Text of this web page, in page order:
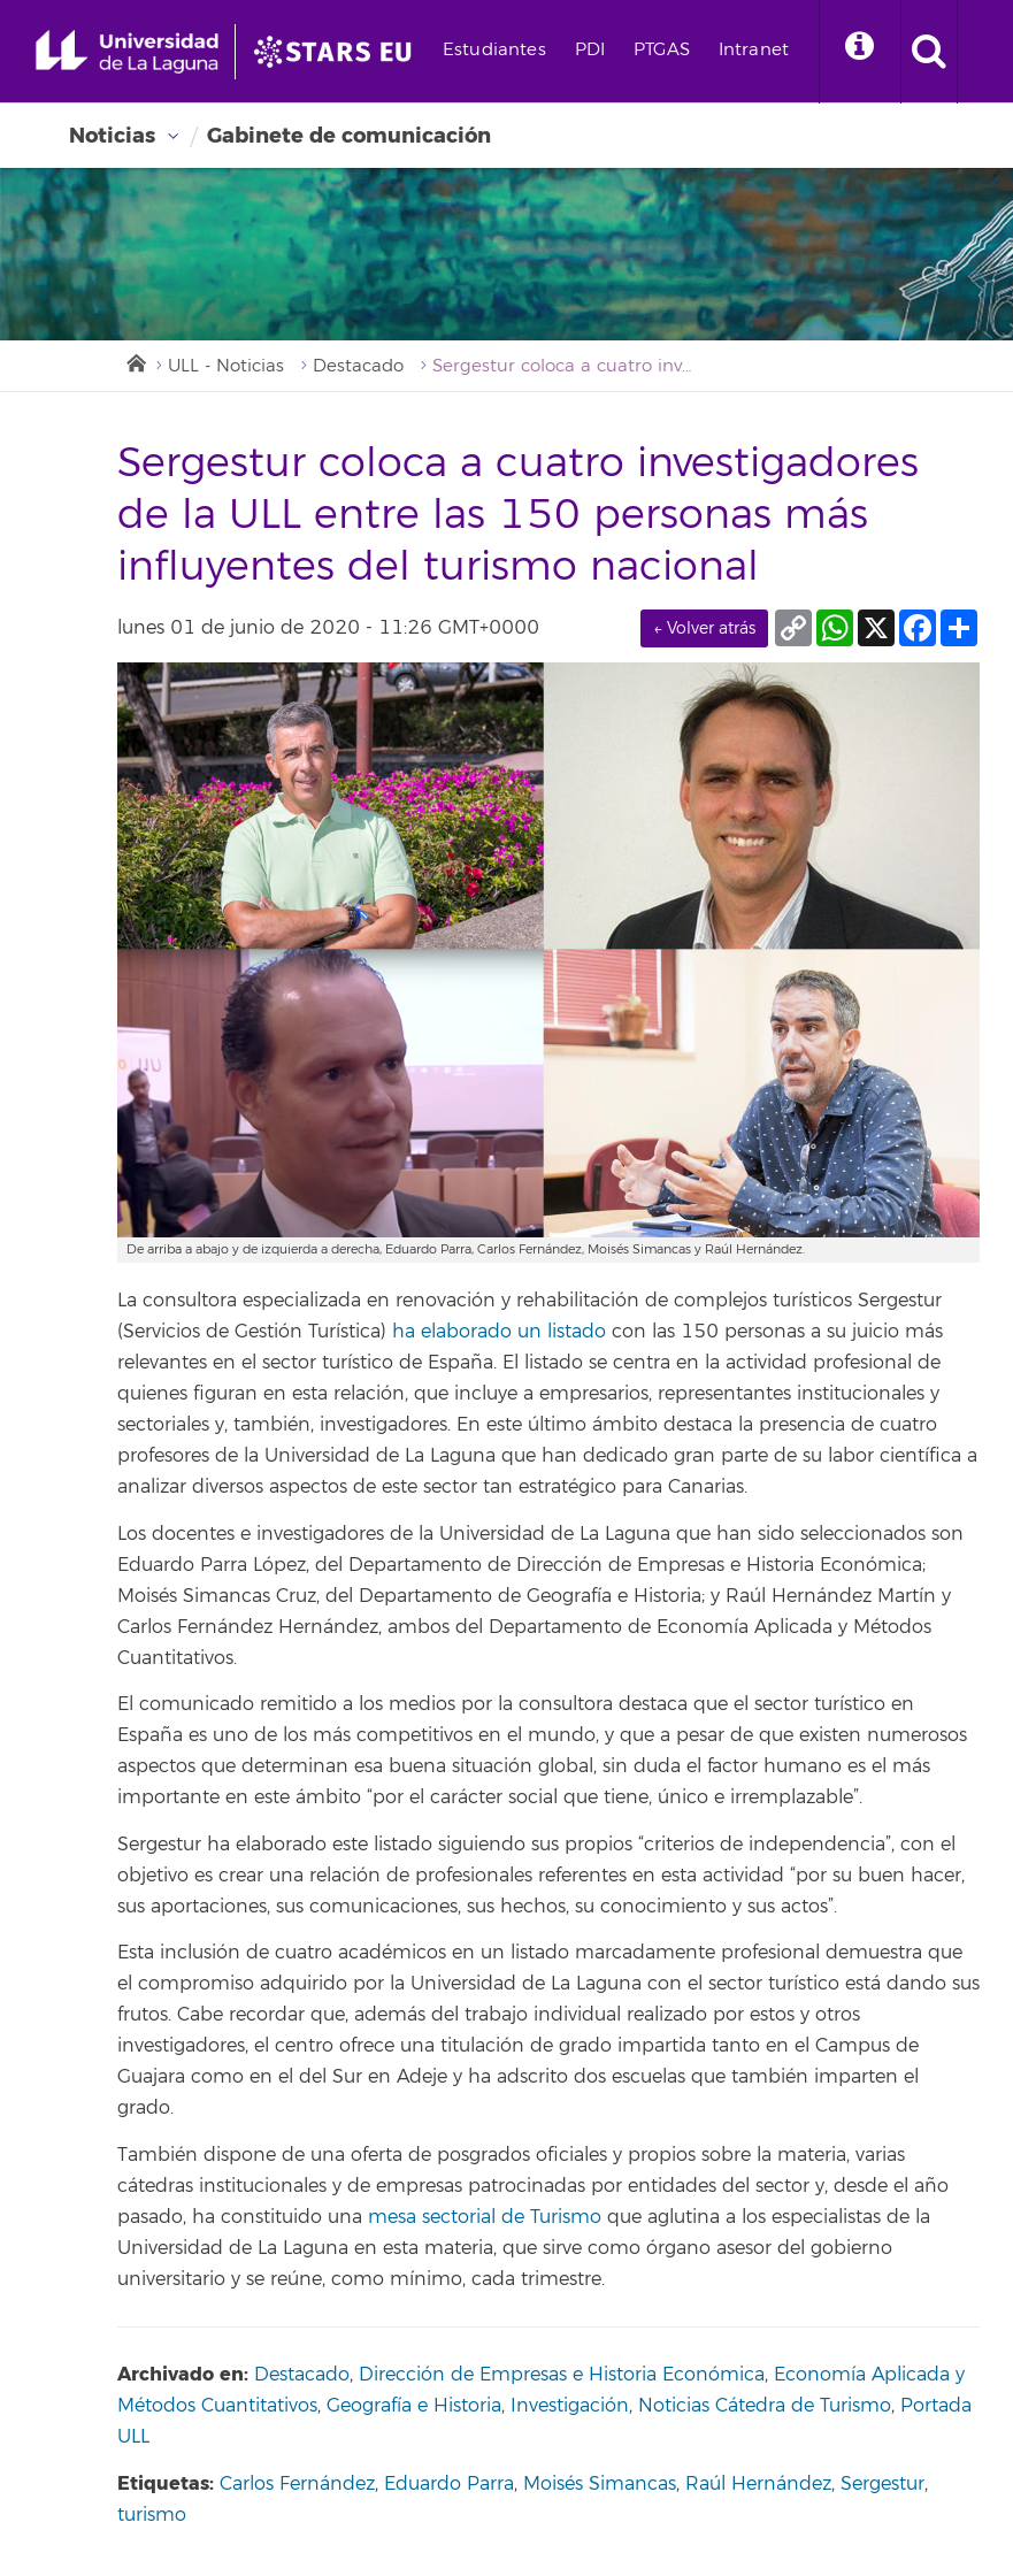
Estudiantes PDI PTGAS Intranet
Noticias Gabinete de comunicación
ULL - Noticias Destacado Sergestur coloca a cuatro investigadores de la ULL entre las 150 personas más influyentes del turismo nacional
Sergestur coloca a cuatro investigadores
de la ULL entre las 150 personas más
influyentes del turismo nacional
lunes 01 de junio de 2020 - 11:26 GMT+0000 ← Volver atrás Facebook
X
WhatsApp
Copy
Link
De arriba a abajo y de izquierda a derecha, Eduardo Parra, Carlos Fernández, Moisés Simancas y Raúl Hernández.
La consultora especializada en renovación y rehabilitación de complejos turísticos Sergestur
(Servicios de Gestión Turística) ha elaborado un listado con las 150 personas a su juicio más
relevantes en el sector turístico de España. El listado se centra en la actividad profesional de
quienes figuran en esta relación, que incluye a empresarios, representantes institucionales y
sectoriales y, también, investigadores. En este último ámbito destaca la presencia de cuatro
profesores de la Universidad de La Laguna que han dedicado gran parte de su labor científica a
analizar diversos aspectos de este sector tan estratégico para Canarias.
Los docentes e investigadores de la Universidad de La Laguna que han sido seleccionados son
Eduardo Parra López, del Departamento de Dirección de Empresas e Historia Económica;
Moisés Simancas Cruz, del Departamento de Geografía e Historia; y Raúl Hernández Martín y
Carlos Fernández Hernández, ambos del Departamento de Economía Aplicada y Métodos
Cuantitativos.
El comunicado remitido a los medios por la consultora destaca que el sector turístico en
España es uno de los más competitivos en el mundo, y que a pesar de que existen numerosos
aspectos que determinan esa buena situación global, sin duda el factor humano es el más
importante en este ámbito “por el carácter social que tiene, único e irremplazable”.
Sergestur ha elaborado este listado siguiendo sus propios “criterios de independencia”, con el
objetivo es crear una relación de profesionales referentes en esta actividad “por su buen hacer,
sus aportaciones, sus comunicaciones, sus hechos, su conocimiento y sus actos”.
Esta inclusión de cuatro académicos en un listado marcadamente profesional demuestra que
el compromiso adquirido por la Universidad de La Laguna con el sector turístico está dando sus
frutos. Cabe recordar que, además del trabajo individual realizado por estos y otros
investigadores, el centro ofrece una titulación de grado impartida tanto en el Campus de
Guajara como en el del Sur en Adeje y ha adscrito dos escuelas que también imparten el
grado.
También dispone de una oferta de posgrados oficiales y propios sobre la materia, varias
cátedras institucionales y de empresas patrocinadas por entidades del sector y, desde el año
pasado, ha constituido una mesa sectorial de Turismo que aglutina a los especialistas de la
Universidad de La Laguna en esta materia, que sirve como órgano asesor del gobierno
universitario y se reúne, como mínimo, cada trimestre.
Archivado en: Destacado, Dirección de Empresas e Historia Económica, Economía Aplicada y
Métodos Cuantitativos, Geografía e Historia, Investigación, Noticias Cátedra de Turismo, Portada
ULL
Etiquetas: Carlos Fernández, Eduardo Parra, Moisés Simancas, Raúl Hernández, Sergestur,
turismo